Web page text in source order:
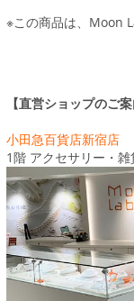
※この商品は、Moon
【直営ショップのご案
小田急百貨店新宿店
1階 アクセサリー・